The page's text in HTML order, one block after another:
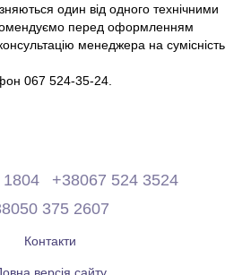
один від одного технічними
перед оформленням
менеджера на сумісність
067 524-35-24.
1804
+38067 524 3524
375 2607
Контакти
версія сайту